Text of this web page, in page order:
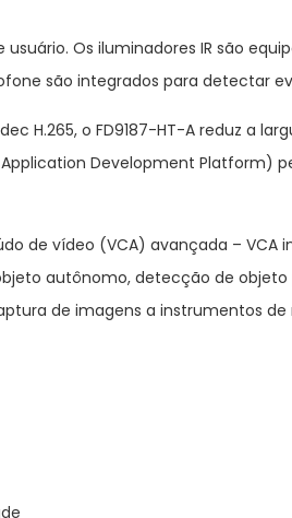
Os iluminadores IR são
são integrados para detectar
H.265, o FD9187-HT-A reduz a
Application Development
de vídeo (VCA) avançada –
autônomo, detecção de objeto
de imagens a instrumentos